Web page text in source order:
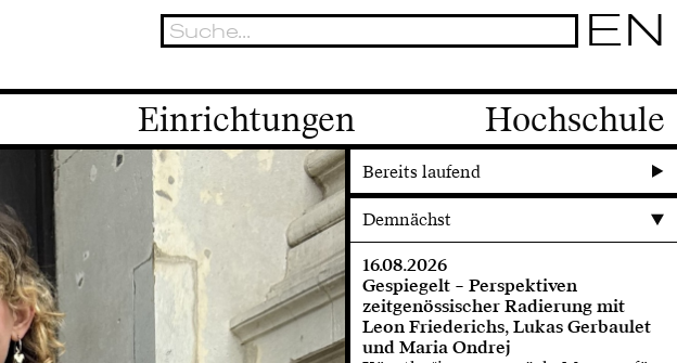
EN
Einrichtungen Hochschule
Bereits laufend
Demnächst
16.08.2026
Gespiegelt – Perspektiven
zeitgenössischer Radierung mit
Leon Friederichs, Lukas Gerbaulet
und Maria Ondrej